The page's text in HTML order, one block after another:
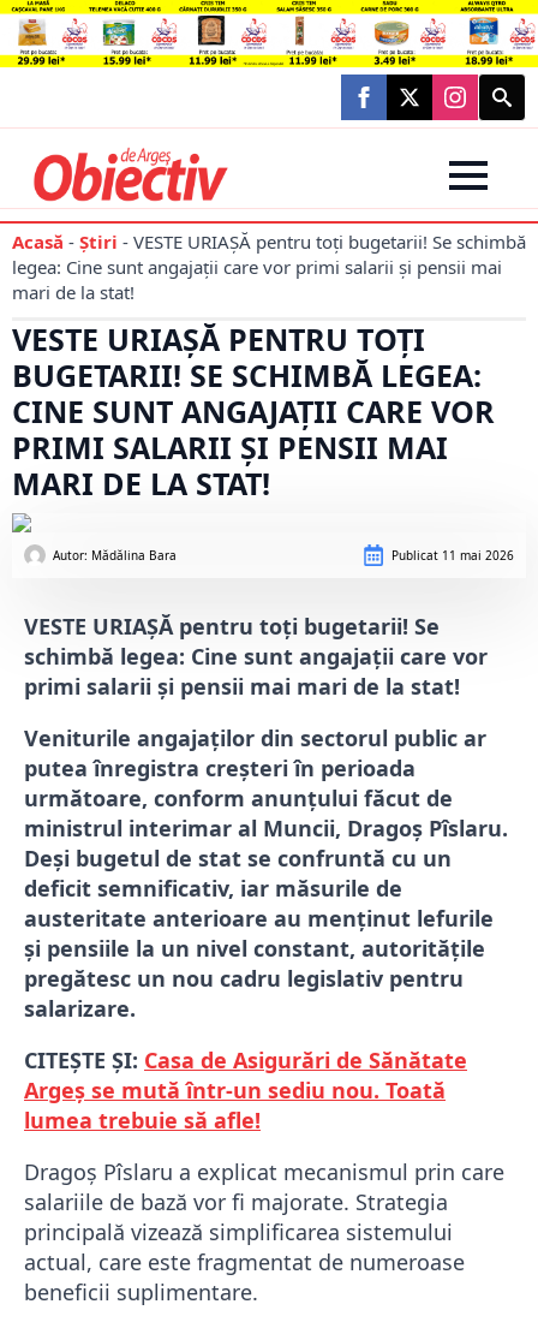
Search
for:
Acasă - Știri - VESTE URIAȘĂ pentru toți bugetarii! Se schimbă
legea: Cine sunt angajații care vor primi salarii și pensii mai
mari de la stat!
VESTE URIAȘĂ PENTRU TOȚI
BUGETARII! SE SCHIMBĂ LEGEA:
CINE SUNT ANGAJAȚII CARE VOR
PRIMI SALARII ȘI PENSII MAI
MARI DE LA STAT!
Autor: Mădălina Bara Publicat 11 mai 2026
VESTE URIAȘĂ pentru toți bugetarii! Se
schimbă legea: Cine sunt angajații care vor
primi salarii și pensii mai mari de la stat!
Veniturile angajaților din sectorul public ar
putea înregistra creșteri în perioada
următoare, conform anunțului făcut de
ministrul interimar al Muncii, Dragoș Pîslaru.
Deși bugetul de stat se confruntă cu un
deficit semnificativ, iar măsurile de
austeritate anterioare au menținut lefurile
și pensiile la un nivel constant, autoritățile
pregătesc un nou cadru legislativ pentru
salarizare.
CITEȘTE ȘI: Casa de Asigurări de Sănătate
Argeș se mută într-un sediu nou. Toată
lumea trebuie să afle!
Dragoș Pîslaru a explicat mecanismul prin care
salariile de bază vor fi majorate. Strategia
principală vizează simplificarea sistemului
actual, care este fragmentat de numeroase
beneficii suplimentare.